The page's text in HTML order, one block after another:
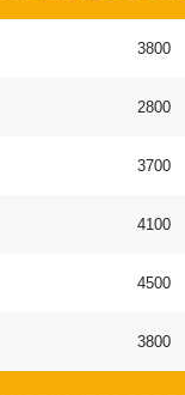
3800
2800
3700
4100
4500
3800